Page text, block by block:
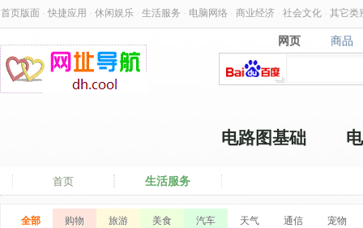
首页版面 快捷应用 休闲娱乐 生活服务 电脑网络 商业经济 社会文化 其它类
网页
网页 商品
商品
电路图基础
首页 生活服务
全部 购物 旅游 美食 汽车 天气 通信 宠物